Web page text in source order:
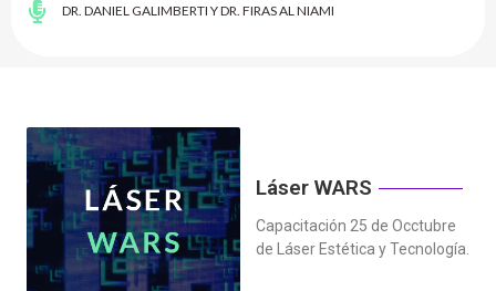
DR. DANIEL GALIMBERTI Y DR. FIRAS AL NIAMI
Láser WARS
Capacitación 25 de Occtubre
de Láser Estética y Tecnología.